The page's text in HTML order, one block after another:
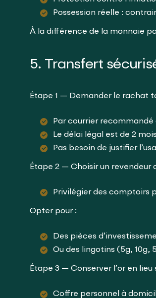
Possession réelle :
À la différence de la monnaie
5. Transfert
Étape 1 — Demander le rachat
Par courrier recommandé
Le délai légal est de 2
Pas besoin de justifier
Étape 2 — Choisir un revendeur
Privilégier des comptoirs
Opter pour :
Des pièces
Ou des lingotins (5g, 10g,
Étape 3 — Conserver l’or en lieu
Coffre personnel à